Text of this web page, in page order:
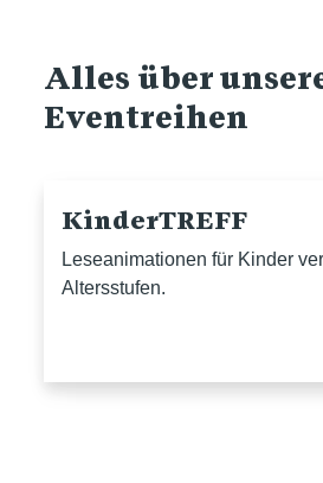
Alles über
Eventreihen
KinderTREFF
Leseanimationen für Kinder
Altersstufen.